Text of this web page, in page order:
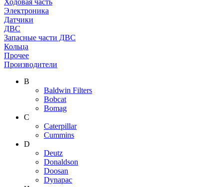
Ходовая часть
Электроника
Датчики
ДВС
Запасные части ДВС
Кольца
Прочее
Производители
B
Baldwin Filters
Bobcat
Bomag
C
Caterpillar
Cummins
D
Deutz
Donaldson
Doosan
Dynapac